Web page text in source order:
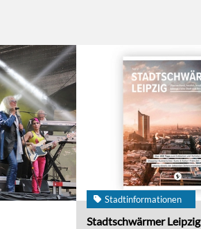
Stadtinformationen
Stadtschwärmer Leipzig